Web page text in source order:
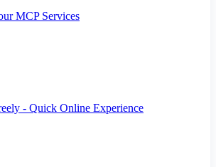
MCP Services
- Quick Online Experience